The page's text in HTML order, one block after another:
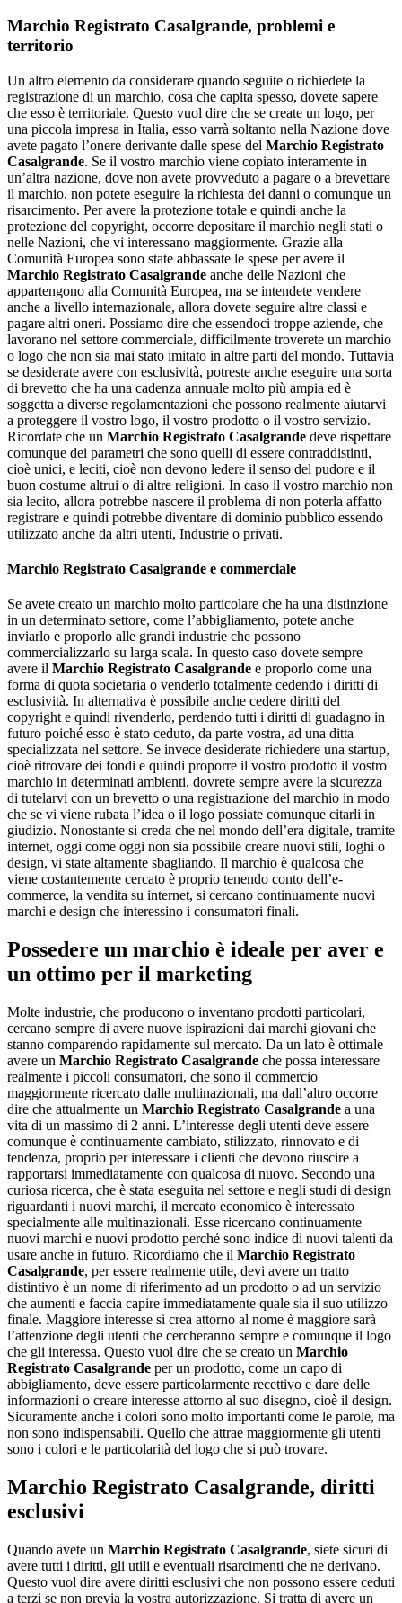
Marchio Registrato Casalgrande, problemi e
territorio
Un altro elemento da considerare quando seguite o richiedete la
registrazione di un marchio, cosa che capita spesso, dovete sapere
che esso è territoriale. Questo vuol dire che se create un logo, per
una piccola impresa in Italia, esso varrà soltanto nella Nazione dove
avete pagato l’onere derivante dalle spese del Marchio Registrato
Casalgrande. Se il vostro marchio viene copiato interamente in
un’altra nazione, dove non avete provveduto a pagare o a brevettare
il marchio, non potete eseguire la richiesta dei danni o comunque un
risarcimento. Per avere la protezione totale e quindi anche la
protezione del copyright, occorre depositare il marchio negli stati o
nelle Nazioni, che vi interessano maggiormente. Grazie alla
Comunità Europea sono state abbassate le spese per avere il
Marchio Registrato Casalgrande anche delle Nazioni che
appartengono alla Comunità Europea, ma se intendete vendere
anche a livello internazionale, allora dovete seguire altre classi e
pagare altri oneri. Possiamo dire che essendoci troppe aziende, che
lavorano nel settore commerciale, difficilmente troverete un marchio
o logo che non sia mai stato imitato in altre parti del mondo. Tuttavia
se desiderate avere con esclusività, potreste anche eseguire una sorta
di brevetto che ha una cadenza annuale molto più ampia ed è
soggetta a diverse regolamentazioni che possono realmente aiutarvi
a proteggere il vostro logo, il vostro prodotto o il vostro servizio.
Ricordate che un Marchio Registrato Casalgrande deve rispettare
comunque dei parametri che sono quelli di essere contraddistinti,
cioè unici, e leciti, cioè non devono ledere il senso del pudore e il
buon costume altrui o di altre religioni. In caso il vostro marchio non
sia lecito, allora potrebbe nascere il problema di non poterla affatto
registrare e quindi potrebbe diventare di dominio pubblico essendo
utilizzato anche da altri utenti, Industrie o privati.
Marchio Registrato Casalgrande e commerciale
Se avete creato un marchio molto particolare che ha una distinzione
in un determinato settore, come l’abbigliamento, potete anche
inviarlo e proporlo alle grandi industrie che possono
commercializzarlo su larga scala. In questo caso dovete sempre
avere il Marchio Registrato Casalgrande e proporlo come una
forma di quota societaria o venderlo totalmente cedendo i diritti di
esclusività. In alternativa è possibile anche cedere diritti del
copyright e quindi rivenderlo, perdendo tutti i diritti di guadagno in
futuro poiché esso è stato ceduto, da parte vostra, ad una ditta
specializzata nel settore. Se invece desiderate richiedere una startup,
cioè ritrovare dei fondi e quindi proporre il vostro prodotto il vostro
marchio in determinati ambienti, dovrete sempre avere la sicurezza
di tutelarvi con un brevetto o una registrazione del marchio in modo
che se vi viene rubata l’idea o il logo possiate comunque citarli in
giudizio. Nonostante si creda che nel mondo dell’era digitale, tramite
internet, oggi come oggi non sia possibile creare nuovi stili, loghi o
design, vi state altamente sbagliando. Il marchio è qualcosa che
viene costantemente cercato è proprio tenendo conto dell’e-
commerce, la vendita su internet, si cercano continuamente nuovi
marchi e design che interessino i consumatori finali.
Possedere un marchio è ideale per aver e
un ottimo per il marketing
Molte industrie, che producono o inventano prodotti particolari,
cercano sempre di avere nuove ispirazioni dai marchi giovani che
stanno comparendo rapidamente sul mercato. Da un lato è ottimale
avere un Marchio Registrato Casalgrande che possa interessare
realmente i piccoli consumatori, che sono il commercio
maggiormente ricercato dalle multinazionali, ma dall’altro occorre
dire che attualmente un Marchio Registrato Casalgrande a una
vita di un massimo di 2 anni. L’interesse degli utenti deve essere
comunque è continuamente cambiato, stilizzato, rinnovato e di
tendenza, proprio per interessare i clienti che devono riuscire a
rapportarsi immediatamente con qualcosa di nuovo. Secondo una
curiosa ricerca, che è stata eseguita nel settore e negli studi di design
riguardanti i nuovi marchi, il mercato economico è interessato
specialmente alle multinazionali. Esse ricercano continuamente
nuovi marchi e nuovi prodotto perché sono indice di nuovi talenti da
usare anche in futuro. Ricordiamo che il Marchio Registrato
Casalgrande, per essere realmente utile, devi avere un tratto
distintivo è un nome di riferimento ad un prodotto o ad un servizio
che aumenti e faccia capire immediatamente quale sia il suo utilizzo
finale. Maggiore interesse si crea attorno al nome è maggiore sarà
l’attenzione degli utenti che cercheranno sempre e comunque il logo
che gli interessa. Questo vuol dire che se creato un Marchio
Registrato Casalgrande per un prodotto, come un capo di
abbigliamento, deve essere particolarmente recettivo e dare delle
informazioni o creare interesse attorno al suo disegno, cioè il design.
Sicuramente anche i colori sono molto importanti come le parole, ma
non sono indispensabili. Quello che attrae maggiormente gli utenti
sono i colori e le particolarità del logo che si può trovare.
Marchio Registrato Casalgrande, diritti
esclusivi
Quando avete un Marchio Registrato Casalgrande, siete sicuri di
avere tutti i diritti, gli utili e eventuali risarcimenti che ne derivano.
Questo vuol dire avere diritti esclusivi che non possono essere ceduti
a terzi se non previa la vostra autorizzazione. Si tratta di avere un